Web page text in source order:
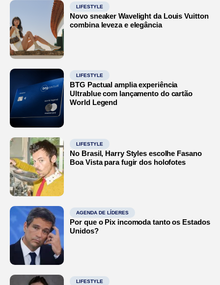
LIFESTYLE
Novo sneaker Wavelight da Louis Vuitton
combina leveza e elegância
LIFESTYLE
BTG Pactual amplia experiência
Ultrablue com lançamento do cartão
World Legend
LIFESTYLE
No Brasil, Harry Styles escolhe Fasano
Boa Vista para fugir dos holofotes
AGENDA DE LÍDERES
Por que o Pix incomoda tanto os Estados
Unidos?
LIFESTYLE